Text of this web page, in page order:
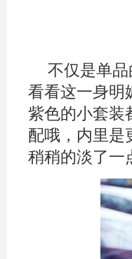
不仅是单
看看这一身明
紫色的小套装
配哦，内里是
稍稍的淡了一